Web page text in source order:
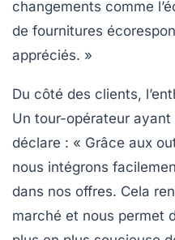
changements comme
de fournitures
appréciés. »
Du côté des clients,
Un tour-opérateur
déclare : « Grâce aux
nous intégrons
dans nos offres. Cela
marché et nous permet